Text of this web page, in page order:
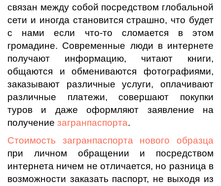
связан между собой посредством глобальной
сети и иногда становится страшно, что будет
с нами если что-то сломается в этом
громадине. Современные люди в интернете
получают информацию, читают книги,
общаются и обмениваются фотографиями,
заказывают различные услуги, оплачивают
различные платежи, совершают покупки
туров и даже оформляют заявление на
получение загранпаспорта.
Стоимость загранпаспорта нового образца
при личном обращении и посредством
интернета ничем не отличается, но разница в
возможности заказать паспорт, не выходя из